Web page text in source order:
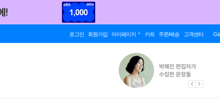
로그인 회원가입 마이페이지 카트 주문/배송 고객센터